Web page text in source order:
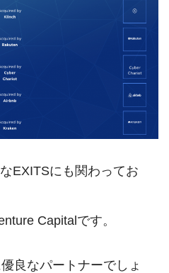
EXITSにも関わってお
Capitalです。
良なパートナーでしょ